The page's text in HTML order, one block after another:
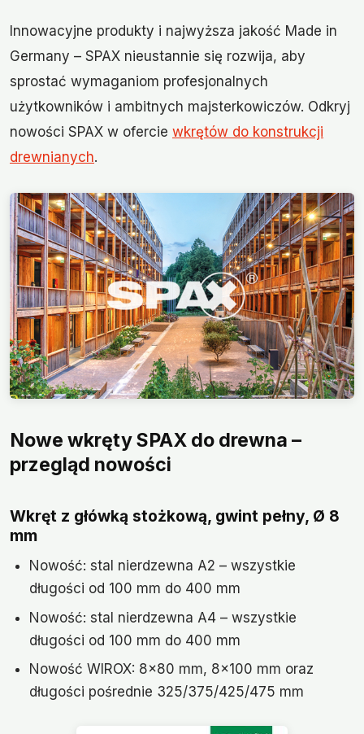
Innowacyjne produkty i najwyższa jakość Made in
Germany – SPAX nieustannie się rozwija, aby
sprostać wymaganiom profesjonalnych
użytkowników i ambitnych majsterkowiczów. Odkryj
nowości SPAX w ofercie wkrętów do konstrukcji
drewnianych.
Nowe wkręty SPAX do drewna –
przegląd nowości
Wkręt z główką stożkową, gwint pełny, Ø 8
mm
Nowość: stal nierdzewna A2 – wszystkie
długości od 100 mm do 400 mm
Nowość: stal nierdzewna A4 – wszystkie
długości od 100 mm do 400 mm
Nowość WIROX: 8×80 mm, 8×100 mm oraz
długości pośrednie 325/375/425/475 mm